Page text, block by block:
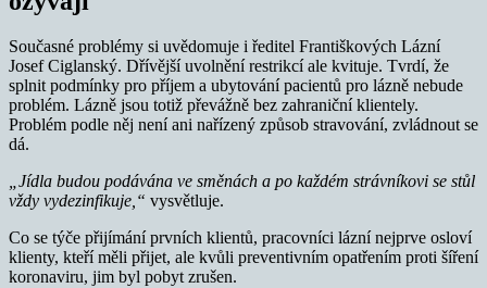
Současné problémy si uvědomuje i ředitel Františkových Lázní
Josef Ciglanský. Dřívější uvolnění restrikcí ale kvituje. Tvrdí, že
splnit podmínky pro příjem a ubytování pacientů pro lázně nebude
problém. Lázně jsou totiž převážně bez zahraniční klientely.
Problém podle něj není ani nařízený způsob stravování, zvládnout se
dá.
„Jídla budou podávána ve směnách a po každém strávníkovi se stůl
vždy vydezinfikuje,“ vysvětluje.
Co se týče přijímání prvních klientů, pracovníci lázní nejprve osloví
klienty, kteří měli přijet, ale kvůli preventivním opatřením proti šíření
koronaviru, jim byl pobyt zrušen.